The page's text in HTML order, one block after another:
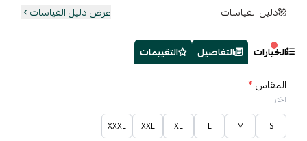
دليل القياسات عرض دليل القياسات
الخيارات التفاصيل
التقييمات
المقاس*
اختر
S
M
L
XL
XXL
XXXL